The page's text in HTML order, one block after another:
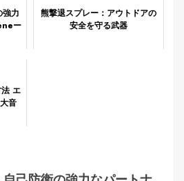
強力
ー
熊撃退スプレー：アウトドアの
安全を守る武器
エ
音